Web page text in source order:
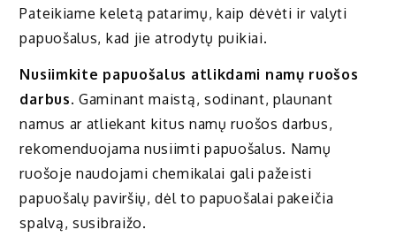
Pateikiame keletą patarimų, kaip dėvėti ir valyti
papuošalus, kad jie atrodytų puikiai.
Nusiimkite papuošalus atlikdami namų ruošos
darbus.Gaminant maistą, sodinant, plaunant
namus ar atliekant kitus namų ruošos darbus,
rekomenduojama nusiimti papuošalus. Namų
ruošoje naudojami chemikalai gali pažeisti
papuošalų paviršių, dėl to papuošalai pakeičia
spalvą, susibraižo.